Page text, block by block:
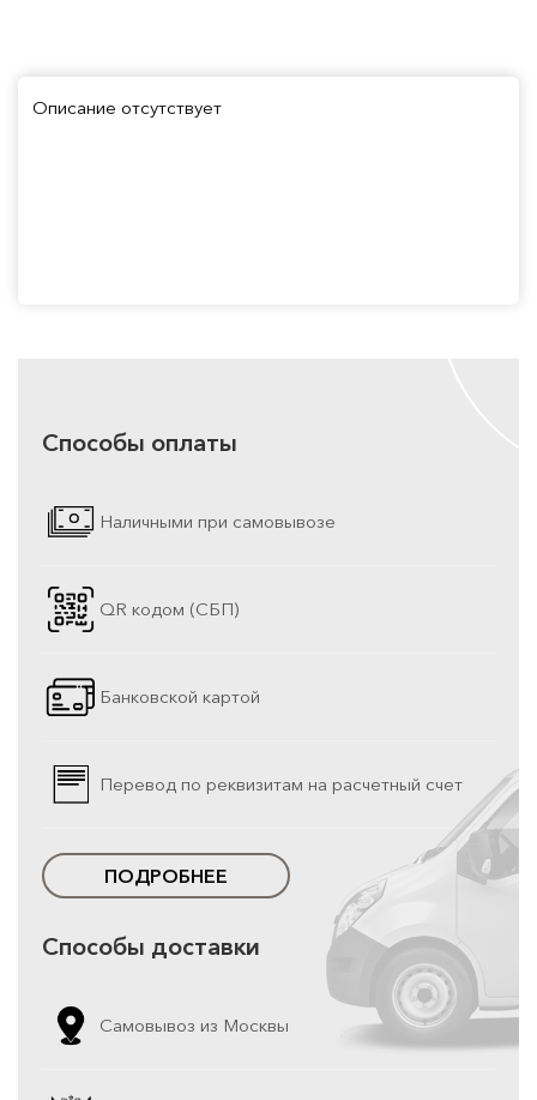
Описание отсутствует
Способы оплаты
Наличными при самовывозе
QR кодом (СБП)
Банковской картой
Перевод по реквизитам на расчетный счет
ПОДРОБНЕЕ
Способы доставки
Самовывоз из Москвы